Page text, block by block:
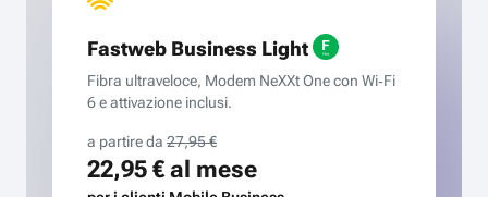
Fastweb Business Light
Fibra ultraveloce, Modem NeXXt One con Wi‑Fi
6 e attivazione inclusi.
a partire da 27,95 €
22,95 €al mese